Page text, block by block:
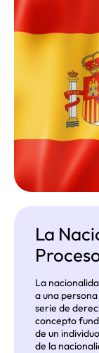
La
La
a una
serie de
concepto
de un
de la